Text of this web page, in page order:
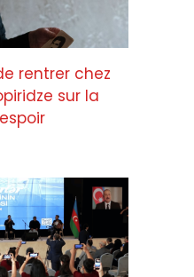
rentrer chez
sur la